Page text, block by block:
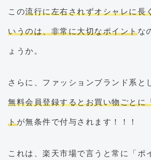
この流行に左右されずオシャレに長
いうのは、非常に大切なポイントな
ょうか。
さらに、ファッションブランド系と
無料会員登録するとお買い物ごとに
トが無条件で付与されます！！！
これは、楽天市場で言うと常に「ポ